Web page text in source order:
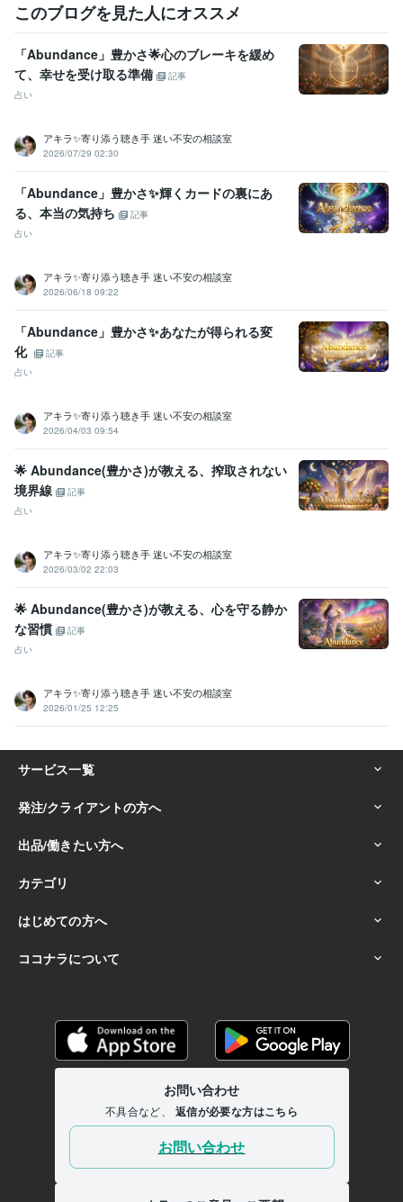
マーケティング / 広告・宣伝・プロモーション
カスタマーサポート・カスタマーサクセス / コールセンター管理・運
営
経験年数 : 3年
ライフスタイル・その他 / 占い師
2025年3月✨ゴールドランクに昇格できました☘️
チナランクに昇格できました❤️
資格・検定
金融渉外技能審査（FP3級）
宅地建物取引士（旧 宅地建物取引主任者） 取得年 : 2011年
マイクロソフト オフィス スペシャリスト（MOS）
中型自動車第二種運転免許 取得年 : 2018年
乙種危険物取扱者
ビジネス・クリエイティブツール
Excel:3年
Google スプレッドシート:3年
Canva:0年
悩み相談・カウンセリング 傾聴カウンセラー
コールセンター 派遣業
資産運用・副業の相談 投資・投機FXトレード
個人トレーダー 資産運用
このブログを見た人にオススメ
「Abundance」豊かさ🌟心のブレーキを緩め
て、幸せを受け取る準備
記事
占い
アキラ✨寄り添う聴き手 迷い不安の相談室
2026/07/29 02:30
「Abundance」豊かさ✨輝くカードの裏にあ
る、本当の気持ち
記事
占い
アキラ✨寄り添う聴き手 迷い不安の相談室
2026/06/18 09:22
「Abundance」豊かさ✨あなたが得られる変
化
記事
占い
アキラ✨寄り添う聴き手 迷い不安の相談室
2026/04/03 09:54
🌟 Abundance(豊かさ)が教える、搾取されない
境界線
記事
占い
アキラ✨寄り添う聴き手 迷い不安の相談室
2026/03/02 22:03
🌟 Abundance(豊かさ)が教える、心を守る静か
な習慣
記事
占い
アキラ✨寄り添う聴き手 迷い不安の相談室
2026/01/25 12:25